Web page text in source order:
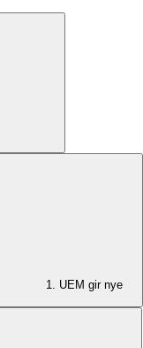
1. UEM gir nye